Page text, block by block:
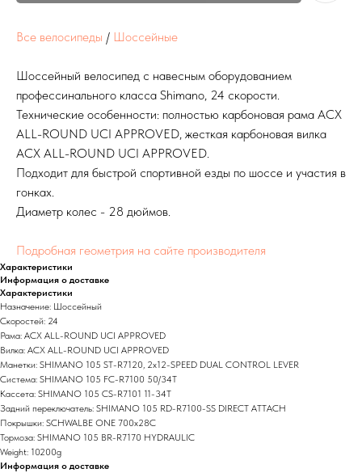
Все велосипеды / Шоссейные
Шоссейный велосипед с навесным оборудованием
профессинального класса Shimano, 24 скорости.
Технические особенности: полностью карбоновая рама ACX
ALL-ROUND UCI APPROVED, жесткая карбоновая вилка
ACX ALL-ROUND UCI APPROVED.
Подходит для быстрой спортивной езды по шоссе и участия в
гонках.
Диаметр колес - 28 дюймов.
Подробная геометрия на сайте производителя
Характеристики
Информация о доставке
Характеристики
Назначение: Шоссейный
Скоростей: 24
Рама: ACX ALL-ROUND UCI APPROVED
Вилка: ACX ALL-ROUND UCI APPROVED
Манетки: SHIMANO 105 ST-R7120, 2x12-SPEED DUAL CONTROL LEVER
Система: SHIMANO 105 FC-R7100 50/34T
Кассета: SHIMANO 105 CS-R7101 11-34T
Задний переключатель: SHIMANO 105 RD-R7100-SS DIRECT ATTACH
Покрышки: SCHWALBE ONE 700x28C
Тормоза: SHIMANO 105 BR-R7170 HYDRAULIC
Weight: 10200g
Информация о доставке